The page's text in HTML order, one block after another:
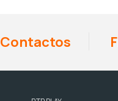
Contactos